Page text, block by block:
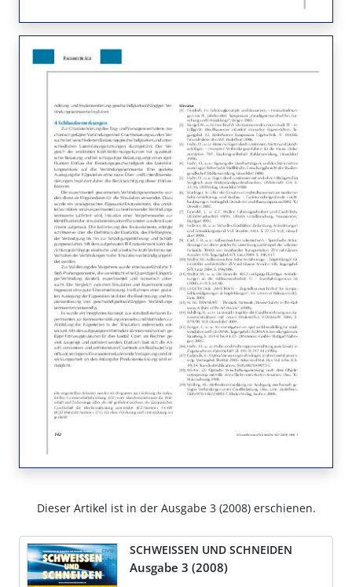
Dieser Artikel ist in der Ausgabe 3 (2008) erschienen.
SCHWEISSEN UND SCHNEIDEN
Ausgabe 3 (2008)